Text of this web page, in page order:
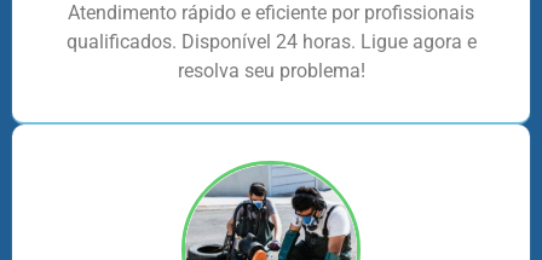
Atendimento rápido e eficiente por profissionais
qualificados. Disponível 24 horas. Ligue agora e
resolva seu problema!